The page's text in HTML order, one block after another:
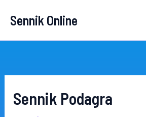
Sennik Online
Sennik Podagra